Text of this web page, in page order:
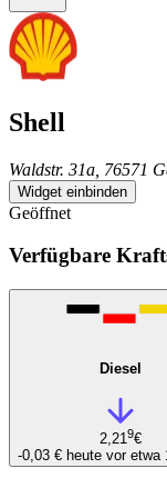
Shell
Waldstr. 31a, 76571
Widget einbinden
Geöffnet
Verfügbare
Diesel
2,219€
-0,03 € heute vor etwa